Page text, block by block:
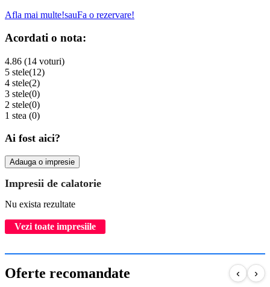
Afla mai multe!sauFa o rezervare!
Acordati o nota:
4.86 (14 voturi)
5 stele(12)
4 stele(2)
3 stele(0)
2 stele(0)
1 stea (0)
Ai fost aici?
Adauga o impresie
Impresii de calatorie
Nu exista rezultate
Vezi toate impresiile
Oferte recomandate ‹ ›